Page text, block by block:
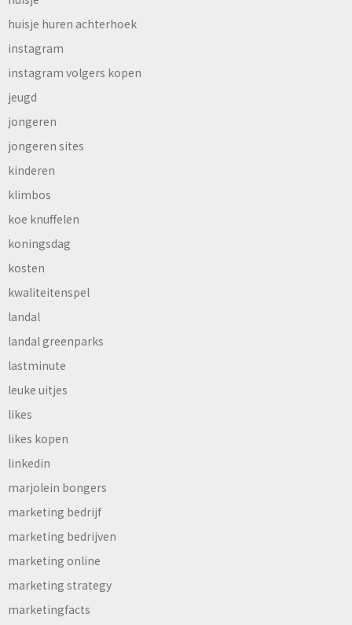
huisje huren achterhoek
instagram
instagram volgers kopen
jeugd
jongeren
jongeren sites
kinderen
klimbos
koe knuffelen
koningsdag
kosten
kwaliteitenspel
landal
landal greenparks
lastminute
leuke uitjes
likes
likes kopen
linkedin
marjolein bongers
marketing bedrijf
marketing bedrijven
marketing online
marketing strategy
marketingfacts